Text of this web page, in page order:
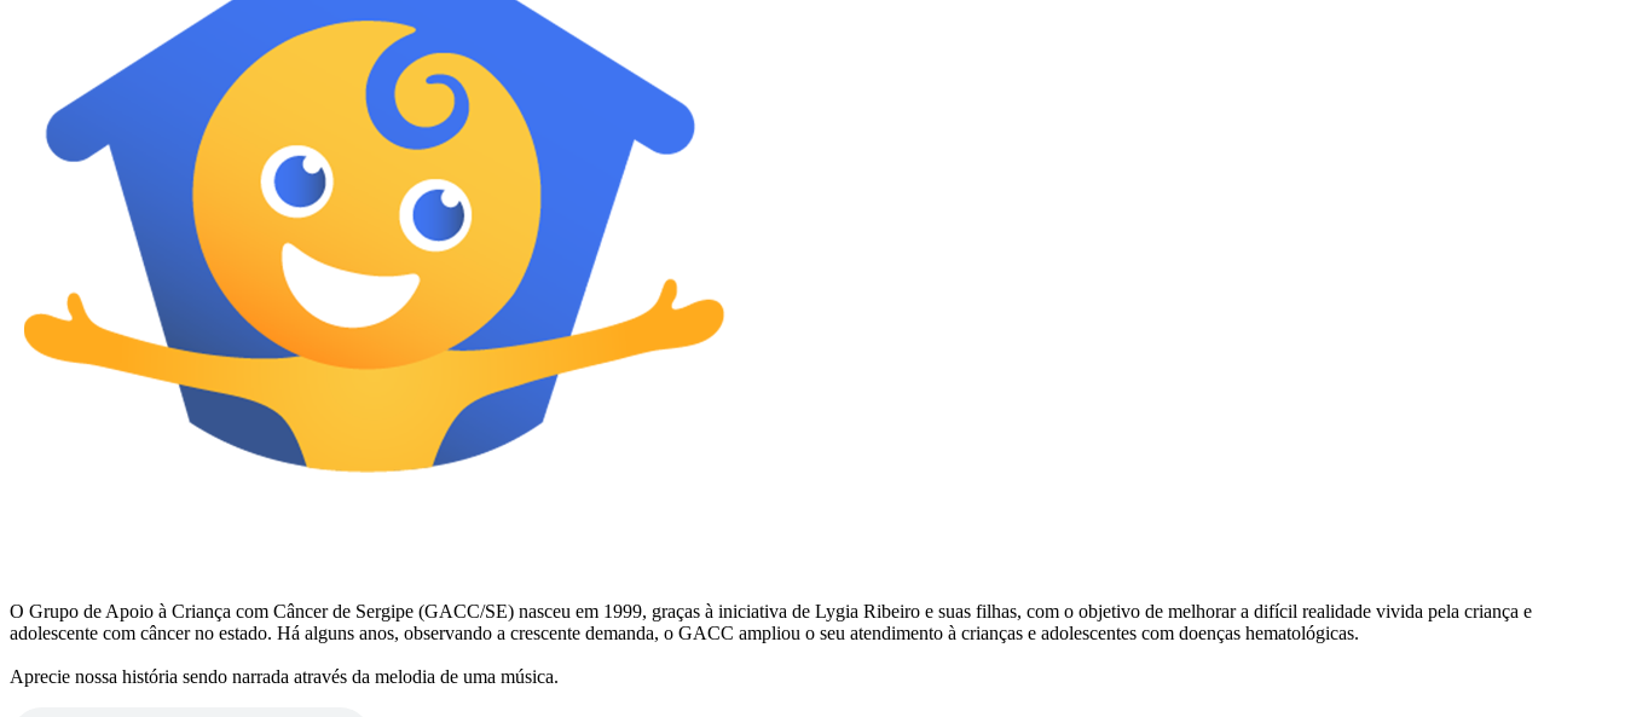
O Grupo de Apoio à Criança com Câncer de Sergipe (GACC/SE) nasceu em 1999, graças à iniciativa de Lygia Ribeiro e suas filhas, com o objetivo de melhorar a difícil realidade vivida pela criança e
adolescente com câncer no estado. Há alguns anos, observando a crescente demanda, o GACC ampliou o seu atendimento à crianças e adolescentes com doenças hematológicas.
Aprecie nossa história sendo narrada através da melodia de uma música.